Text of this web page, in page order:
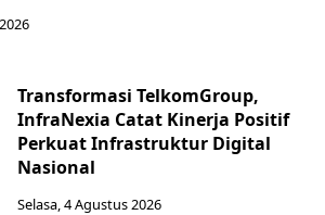
Transformasi TelkomGroup,
InfraNexia Catat Kinerja Positif
Perkuat Infrastruktur Digital
Nasional
Selasa, 4 Agustus 2026